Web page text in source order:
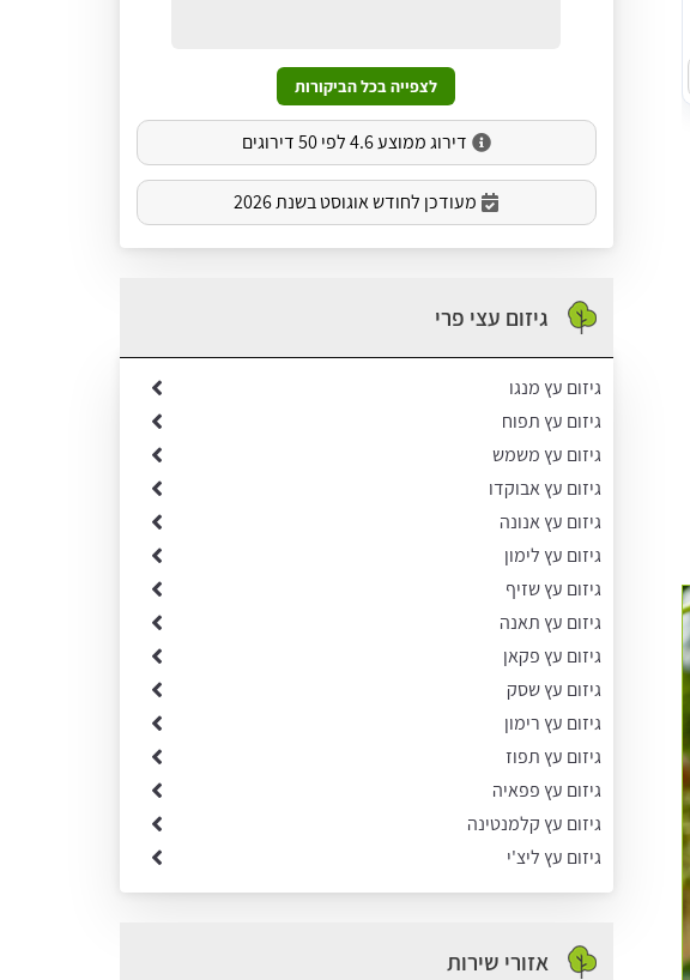
לצפייה בכל הביקורות
דירוג ממוצע 4.6 לפי 50 דירוגים
מעודכן לחודש אוגוסט בשנת 2026
גיזום עצי פרי
גיזום עץ מנגו
גיזום עץ תפוח
גיזום עץ משמש
גיזום עץ אבוקדו
גיזום עץ אנונה
גיזום עץ לימון
גיזום עץ שזיף
גיזום עץ תאנה
גיזום עץ פקאן
גיזום עץ שסק
גיזום עץ רימון
גיזום עץ תפוז
גיזום עץ פפאיה
גיזום עץ קלמנטינה
גיזום עץ ליצ'י
אזורי שירות